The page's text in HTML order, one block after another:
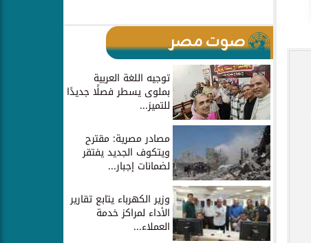
صوت مصر
توجيه اللغة العربية
بملوى يسطر فصلًا جديدًا
للتميز...
مصادر مصرية: مقترح
ويتكوف الجديد يفتقر
لضمانات إجبار...
وزير الكهرباء يتابع تقارير
الأداء لمراكز خدمة
العملاء...